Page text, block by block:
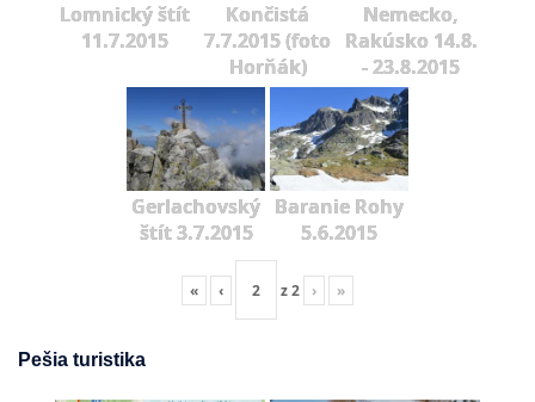
Lomnický štít
11.7.2015
Končistá
7.7.2015 (foto
Horňák)
Nemecko,
Rakúsko 14.8.
- 23.8.2015
Gerlachovský
štít 3.7.2015
Baranie Rohy
5.6.2015
« ‹ z2 › »
Pešia turistika